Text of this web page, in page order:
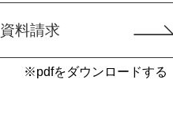
資料請求
※pdfをダウンロードする